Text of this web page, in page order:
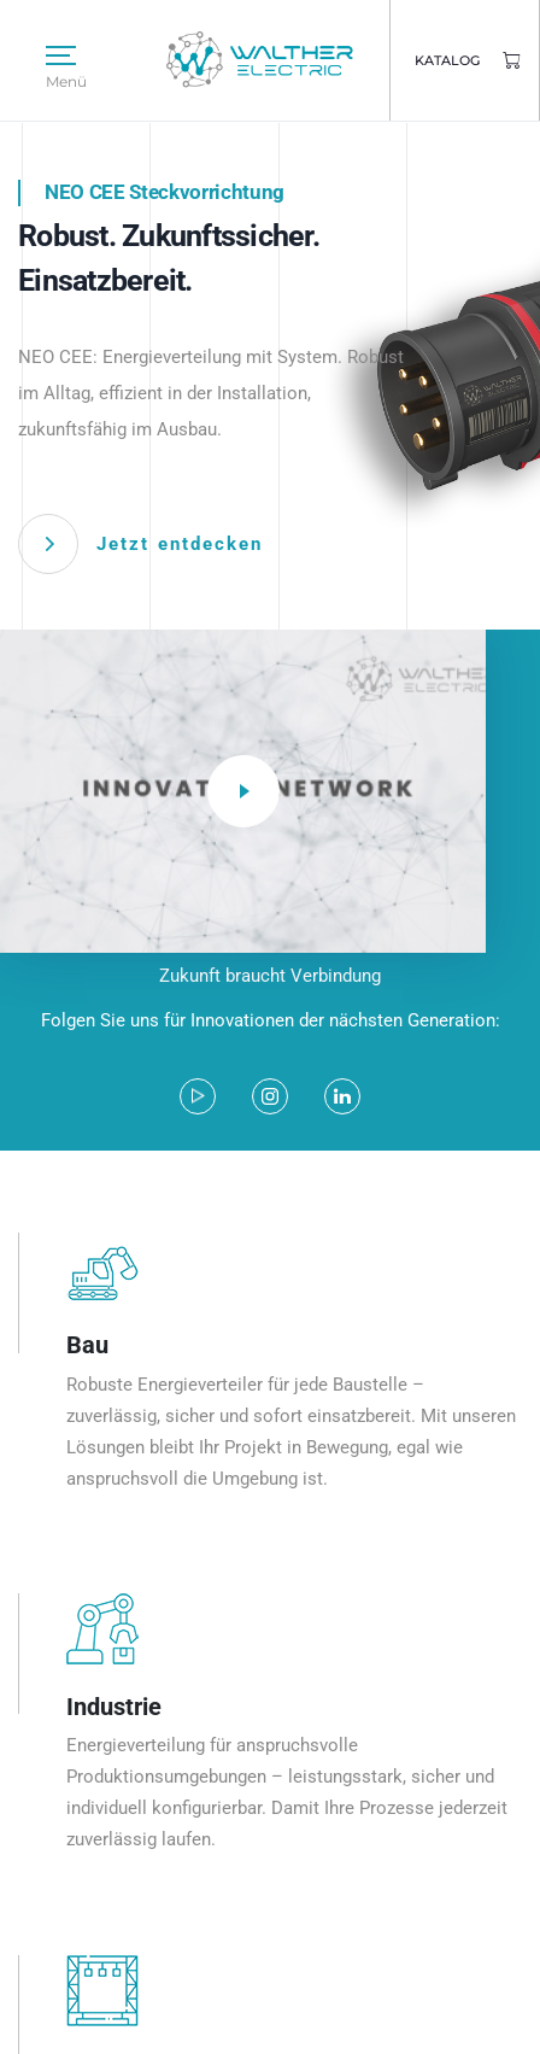
Menü
KATALOG
Intelligente Stromverteilung
beginnt hier.
NEO CEE Steckvorrichtung
Robust. Zukunftssicher.
Einsatzbereit.
NEO CEE: Energieverteilung mit System. Robust
im Alltag, effizient in der Installation,
zukunftsfähig im Ausbau.
Jetzt entdecken
Intelligenz trifft Energie.
Anwendungen – robust, IP-geschützt und
zukunftsfähig.
Zukunft braucht Verbindung
Folgen Sie uns für Innovationen der nächsten Generation:
Bau
Robuste Energieverteiler für jede Baustelle –
zuverlässig, sicher und sofort einsatzbereit. Mit unseren
Lösungen bleibt Ihr Projekt in Bewegung, egal wie
anspruchsvoll die Umgebung ist.
Industrie
Energieverteilung für anspruchsvolle
Produktionsumgebungen – leistungsstark, sicher und
individuell konfigurierbar. Damit Ihre Prozesse jederzeit
zuverlässig laufen.